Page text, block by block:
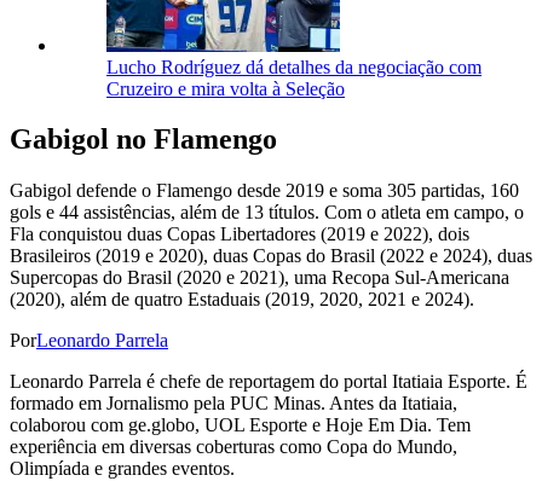
Lucho Rodríguez dá detalhes da negociação com
Cruzeiro e mira volta à Seleção
Gabigol no Flamengo
Gabigol defende o Flamengo desde 2019 e soma 305 partidas, 160
gols e 44 assistências, além de 13 títulos. Com o atleta em campo, o
Fla conquistou duas Copas Libertadores (2019 e 2022), dois
Brasileiros (2019 e 2020), duas Copas do Brasil (2022 e 2024), duas
Supercopas do Brasil (2020 e 2021), uma Recopa Sul-Americana
(2020), além de quatro Estaduais (2019, 2020, 2021 e 2024).
PorLeonardo Parrela
Leonardo Parrela é chefe de reportagem do portal Itatiaia Esporte. É
formado em Jornalismo pela PUC Minas. Antes da Itatiaia,
colaborou com ge.globo, UOL Esporte e Hoje Em Dia. Tem
experiência em diversas coberturas como Copa do Mundo,
Olimpíada e grandes eventos.